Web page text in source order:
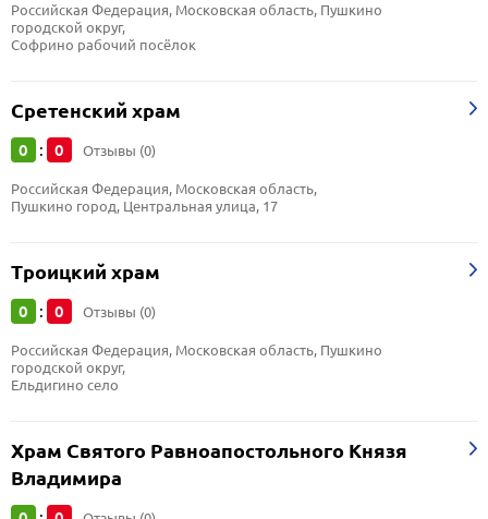
Российская Федерация, Московская область, Пушкино
городской округ,
Софрино рабочий посёлок
Сретенский храм
0 : 0 Отзывы (0)
Российская Федерация, Московская область,
Пушкино город, Центральная улица, 17
Троицкий храм
0 : 0 Отзывы (0)
Российская Федерация, Московская область, Пушкино
городской округ,
Ельдигино село
Храм Святого Равноапостольного Князя
Владимира